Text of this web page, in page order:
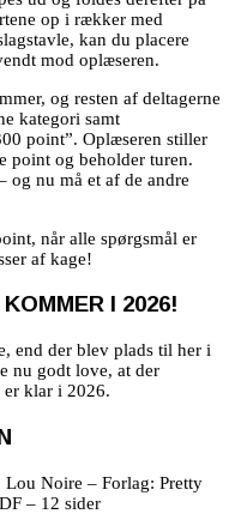
op i rækker med
kan du placere
mod oplæseren.
og resten af deltagerne
kategori samt
point”. Oplæseren stiller
point og beholder turen.
og nu må et af de andre
når alle spørgsmål er
af kage!
I 2026!
end der blev plads til her i
nu godt love, at der
klar i 2026.
Lou Noire – Forlag: Pretty
– 12 sider